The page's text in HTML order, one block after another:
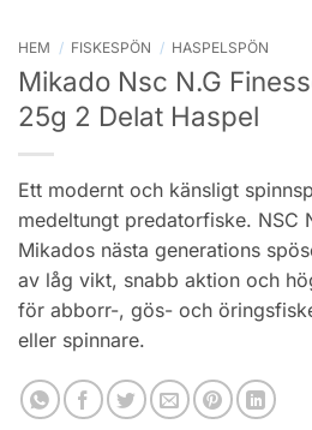
HEM / FISKESPÖN / HASPELSPÖN
Mikado Nsc N.G
25g 2 Delat Haspel
Ett modernt och känsligt
medeltungt predatorfiske. NSC
Mikados nästa generations
av låg vikt, snabb aktion och
för abborr-, gös- och
eller spinnare.